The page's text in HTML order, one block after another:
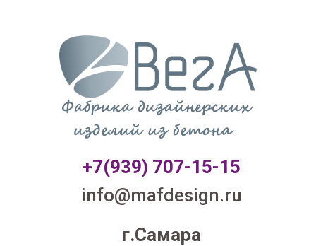
+7(939) 707-15-15
info@mafdesign.ru
г.Самара